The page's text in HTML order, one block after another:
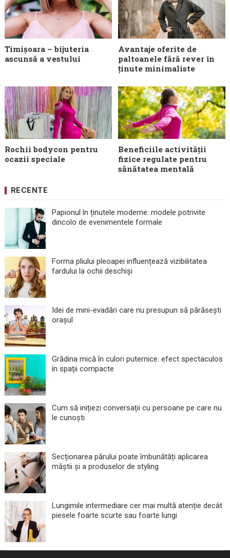
Timișoara – bijuteria
ascunsă a vestului
Avantaje oferite de
paltoanele fără rever în
ținute minimaliste
Rochii bodycon pentru
ocazii speciale
Beneficiile activității
fizice regulate pentru
sănătatea mentală
RECENTE
Papionul în ținutele moderne: modele potrivite
dincolo de evenimentele formale
Forma pliului pleoapei influențează vizibilitatea
fardului la ochii deschiși
Idei de mini-evadări care nu presupun să părăsești
orașul
Grădina mică în culori puternice: efect spectaculos
în spații compacte
Cum să inițiezi conversații cu persoane pe care nu
le cunoști
Secționarea părului poate îmbunătăți aplicarea
măștii și a produselor de styling
Lungimile intermediare cer mai multă atenție decât
piesele foarte scurte sau foarte lungi